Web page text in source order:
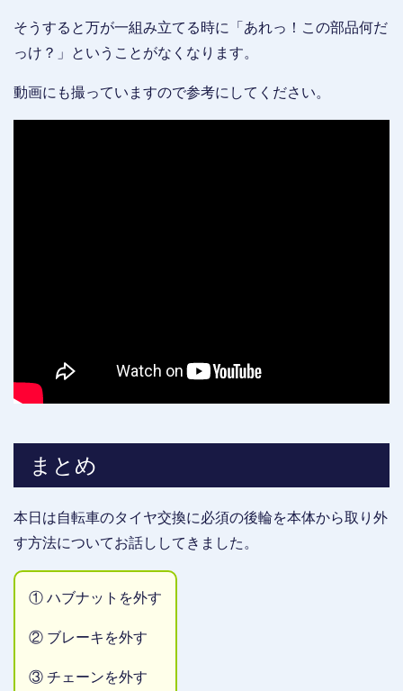
そうすると万が一組み立てる時に「あれっ！この部品何だ
っけ？」ということがなくなります。
動画にも撮っていますので参考にしてください。
まとめ
本日は自転車のタイヤ交換に必須の後輪を本体から取り外
す方法についてお話ししてきました。
① ハブナットを外す
② ブレーキを外す
③ チェーンを外す